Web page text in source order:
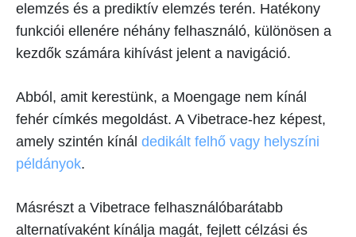
elemzés és a prediktív elemzés terén. Hatékony
funkciói ellenére néhány felhasználó, különösen a
kezdők számára kihívást jelent a navigáció.
Abból, amit kerestünk, a Moengage nem kínál
fehér címkés megoldást. A Vibetrace-hez képest,
amely szintén kínál dedikált felhő vagy helyszíni
példányok.
Másrészt a Vibetrace felhasználóbarátabb
alternatívaként kínálja magát, fejlett célzási és